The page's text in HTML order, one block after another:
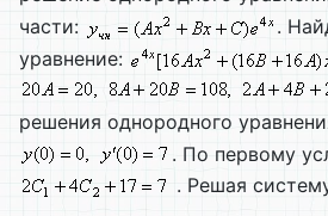
части:
.
уравнение:
решения однородного
. По первому
. Решая